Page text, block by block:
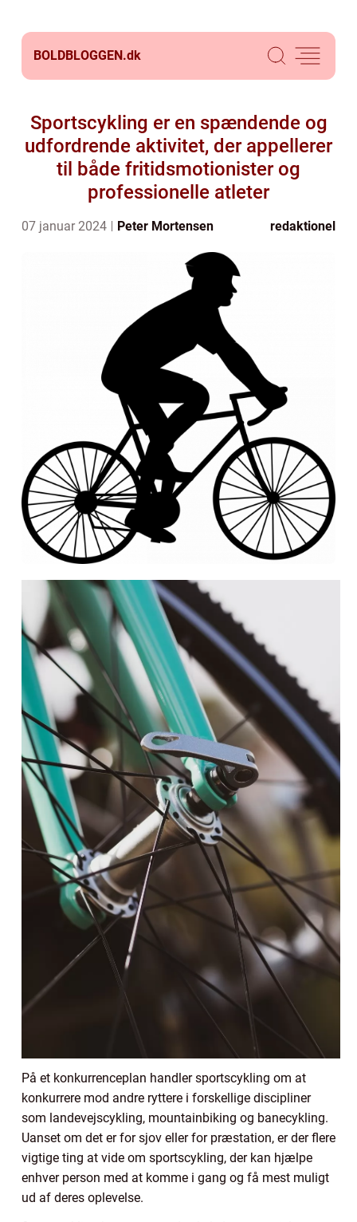
BOLDBLOGGEN.dk
Sportscykling er en spændende og
udfordrende aktivitet, der appellerer
til både fritidsmotionister og
professionelle atleter
07 januar 2024 Peter Mortensen redaktionel
På et konkurrenceplan handler sportscykling om at
konkurrere mod andre ryttere i forskellige discipliner
som landevejscykling, mountainbiking og banecykling.
Uanset om det er for sjov eller for præstation, er der flere
vigtige ting at vide om sportscykling, der kan hjælpe
enhver person med at komme i gang og få mest muligt
ud af deres oplevelse.